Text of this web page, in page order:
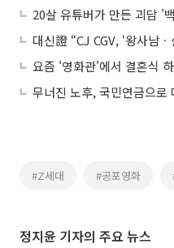
20살 유튜버가 만든 괴담 '
요즘 '영화관'에서 결혼식
무너진 노후, 국민연금으로
#Z세대 #공포영화
정지윤 기자의 주요 뉴스